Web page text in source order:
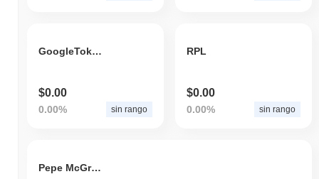
GoogleTokenizedStockDefichain
$0.00
0.00% sin rango
RPL
$0.00
0.00% sin rango
Pepe McGregor